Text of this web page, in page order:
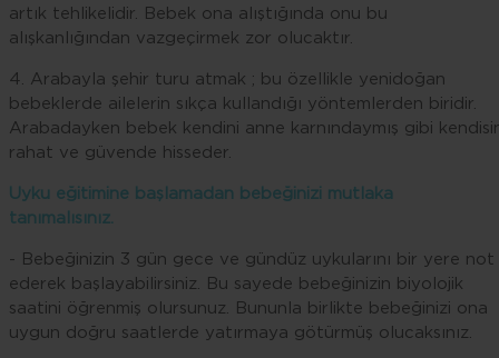
artık tehlikelidir. Bebek ona alıştığında onu bu
alışkanlığından vazgeçirmek zor olucaktır.
4. Arabayla şehir turu atmak ; bu özellikle yenidoğan
bebeklerde ailelerin sıkça kullandığı yöntemlerden biridir.
Arabadayken bebek kendini anne karnındaymış gibi
rahat ve güvende hisseder.
Uyku eğitimine başlamadan bebeğinizi mutlaka
tanımalısınız.
- Bebeğinizin 3 gün gece ve gündüz uykularını bir yere not
ederek başlayabilirsiniz. Bu sayede bebeğinizin biyolojik
saatini öğrenmiş olursunuz. Bununla birlikte bebeğinizi ona
uygun doğru saatlerde yatırmaya götürmüş olucaksınız.